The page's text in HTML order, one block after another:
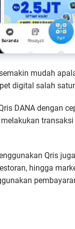
mudah
digital salah
DANA dengan
Qris
hingga